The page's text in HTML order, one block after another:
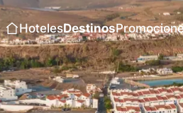
HotelesDestinos